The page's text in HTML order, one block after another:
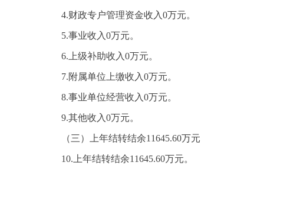
4.财政专户管理资金收入0万元。
5.事业收入0万元。
6.上级补助收入0万元。
7.附属单位上缴收入0万元。
8.事业单位经营收入0万元。
9.其他收入0万元。
（三）上年结转结余11645.60万元
10.上年结转结余11645.60万元。